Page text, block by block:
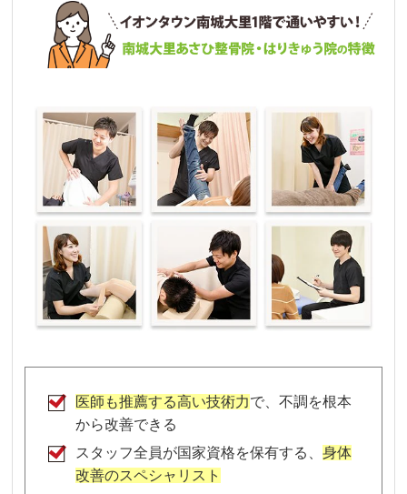
医師も推薦する高い技術力で、不調を根本
から改善できる
スタッフ全員が国家資格を保有する、身体
改善のスペシャリスト